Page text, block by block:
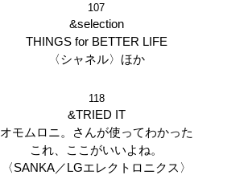
107
&selection
THINGS for BETTER LIFE
〈シャネル〉ほか
118
&TRIED IT
オモムロニ。さんが使ってわかった
これ、ここがいいよね。
〈SANKA／LGエレクトロニクス〉